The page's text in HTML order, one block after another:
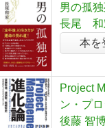
男の孤
長尾 和
本を
Project
ン・プ
後藤 智